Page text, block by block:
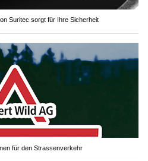
Suritec sorgt für Ihre Sicherheit
für den Strassenverkehr